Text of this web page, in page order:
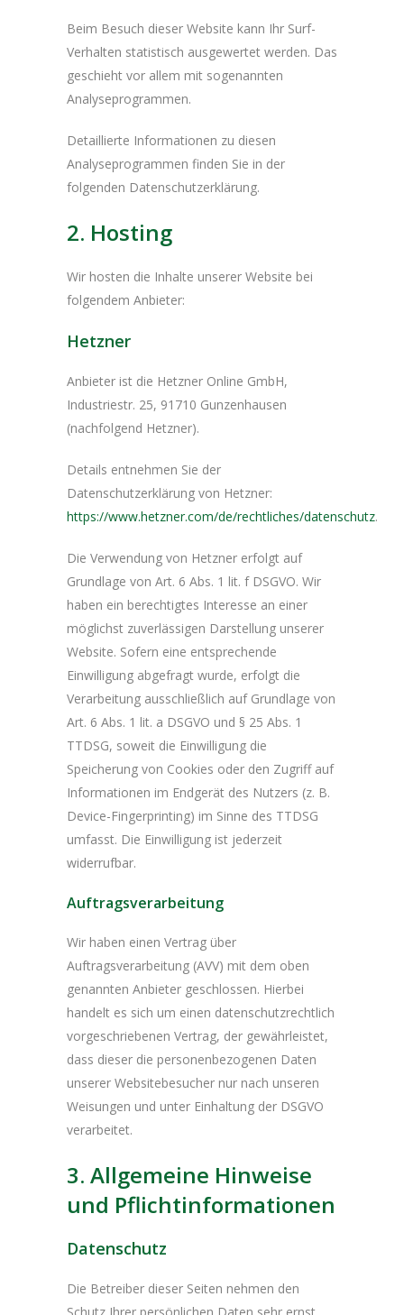
Beim Besuch dieser Website kann Ihr Surf-
Verhalten statistisch ausgewertet werden. Das
geschieht vor allem mit sogenannten
Analyseprogrammen.
Detaillierte Informationen zu diesen
Analyseprogrammen finden Sie in der
folgenden Datenschutzerklärung.
2. Hosting
Wir hosten die Inhalte unserer Website bei
folgendem Anbieter:
Hetzner
Anbieter ist die Hetzner Online GmbH,
Industriestr. 25, 91710 Gunzenhausen
(nachfolgend Hetzner).
Details entnehmen Sie der
Datenschutzerklärung von Hetzner:
https://www.hetzner.com/de/rechtliches/datenschutz.
Die Verwendung von Hetzner erfolgt auf
Grundlage von Art. 6 Abs. 1 lit. f DSGVO. Wir
haben ein berechtigtes Interesse an einer
möglichst zuverlässigen Darstellung unserer
Website. Sofern eine entsprechende
Einwilligung abgefragt wurde, erfolgt die
Verarbeitung ausschließlich auf Grundlage von
Art. 6 Abs. 1 lit. a DSGVO und § 25 Abs. 1
TTDSG, soweit die Einwilligung die
Speicherung von Cookies oder den Zugriff auf
Informationen im Endgerät des Nutzers (z. B.
Device-Fingerprinting) im Sinne des TTDSG
umfasst. Die Einwilligung ist jederzeit
widerrufbar.
Auftragsverarbeitung
Wir haben einen Vertrag über
Auftragsverarbeitung (AVV) mit dem oben
genannten Anbieter geschlossen. Hierbei
handelt es sich um einen datenschutzrechtlich
vorgeschriebenen Vertrag, der gewährleistet,
dass dieser die personenbezogenen Daten
unserer Websitebesucher nur nach unseren
Weisungen und unter Einhaltung der DSGVO
verarbeitet.
3. Allgemeine Hinweise
und Pflicht­informationen
Datenschutz
Die Betreiber dieser Seiten nehmen den